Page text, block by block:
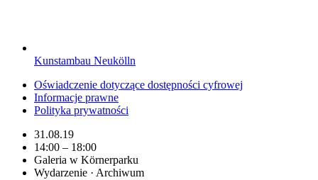
Kunstambau Neukölln
Oświadczenie dotyczące dostępności cyfrowej
Informacje prawne
Polityka prywatności
31.08.19
14:00 – 18:00
Galeria w Körnerparku
Wydarzenie · Archiwum